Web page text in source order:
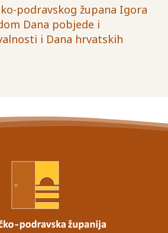
podravskog župana Igora
Dana pobjede i
i Dana hrvatskih